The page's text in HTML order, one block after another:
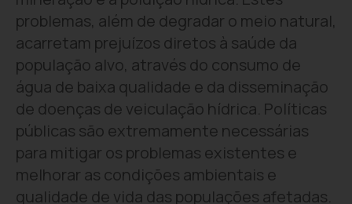
problemas, além de degradar o meio natural,
acarretam prejuízos diretos à saúde da
população alvo, através do consumo de
água de baixa qualidade e da disseminação
de doenças de veiculação hídrica. Políticas
públicas são extremamente necessárias
para mitigar os problemas existentes e
melhorar as condições ambientais e
qualidade de vida das populações afetadas.